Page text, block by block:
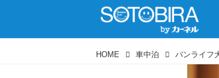
HOME 車中泊